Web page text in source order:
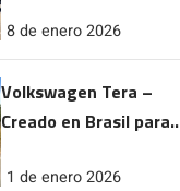
rendimiento
8 de enero 2026
Volkswagen Tera –
Creado en Brasil para
1 de enero 2026